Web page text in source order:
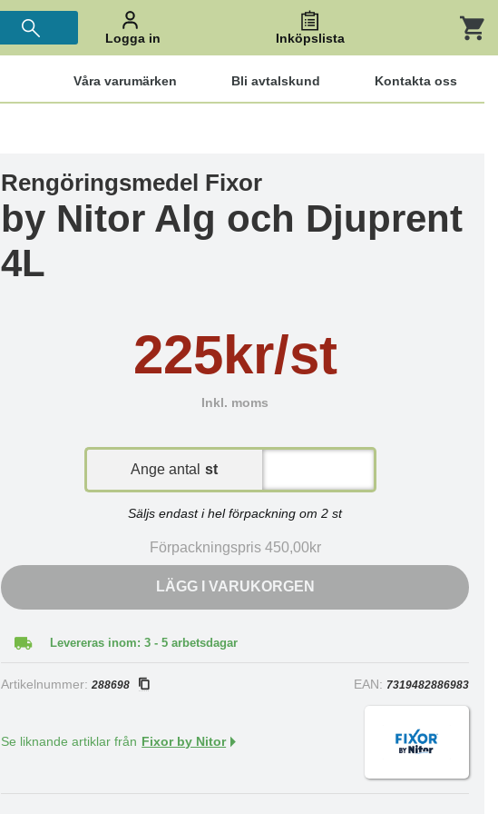
Logga in Inköpslista
Våra varumärken Bli avtalskund Kontakta oss
Rengöringsmedel Fixor
by Nitor Alg och Djuprent
4L
225kr/st
Inkl. moms
Ange antal st
Säljs endast i hel förpackning om 2 st
Förpackningspris 450,00kr
LÄGG I VARUKORGEN
Levereras inom: 3 - 5 arbetsdagar
Artikelnummer:288698 EAN: 7319482886983
Se liknande artiklar från Fixor by Nitor